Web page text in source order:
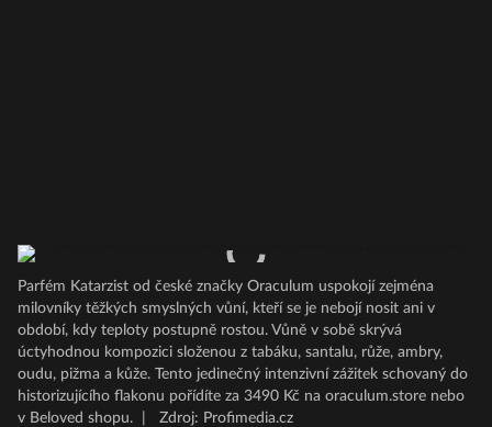
Parfém Katarzist od české značky Oraculum uspokojí zejména
milovníky těžkých smyslných vůní, kteří se je nebojí nosit ani v
období, kdy teploty postupně rostou. Vůně v sobě skrývá
úctyhodnou kompozici složenou z tabáku, santalu, růže, ambry,
oudu, pižma a kůže. Tento jedinečný intenzivní zážitek schovaný do
historizujícího flakonu pořídíte za 3490 Kč na oraculum.store nebo
v Beloved shopu.
Zdroj: Profimedia.cz